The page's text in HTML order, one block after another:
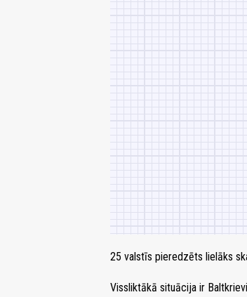
25 valstīs pieredzēts lielāks
Vissliktākā situācija ir